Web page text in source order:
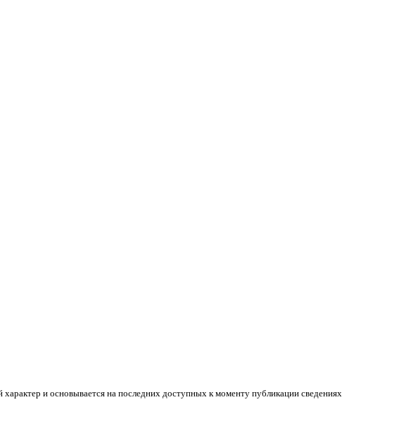
и основывается на последних доступных к моменту публикации сведениях